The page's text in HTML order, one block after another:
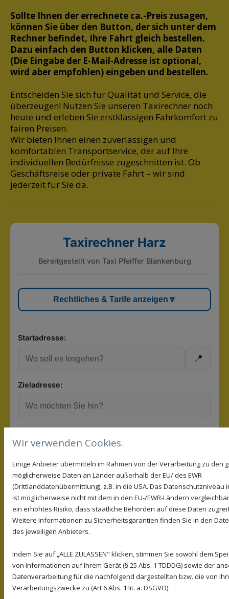
Sollte Ihnen der errechnete ca.-Preis zusagen,
können Sie über den Button, der sich unter dem
Rechner befindet, Ihre Fahrt gleich bestellen.
Dazu einfach den Button klicken, alle Daten
(Die Eingabe der E-Mail-Adresse ist optional,
wird aber empfohlen) eingeben und bestellen.
Entscheiden Sie sich für Qualität und Service, die
überzeugen! Nutzen Sie unseren Taxirechner noch
heute und erleben Sie erstklassigen Fahrkomfort zu
fairen Preisen.
Wir bieten Ihnen einen zuverlässigen und
komfortablen Transportservice, der auf Ihre
individuellen Bedürfnisse zugeschnitten ist. Ob
Geschäftsreise oder private Fahrt – wir sind
jederzeit für Sie da.
Wir verwenden Cookies.
Einige Anbieter übermitteln im Rahmen von der Verarbeitung zu den
möglicherweise Daten an Länder außerhalb der EU/ des EWR
(Drittlanddatenübermittlung), z.B. in die USA. Das Datenschutzniveau
ist möglicherweise nicht mit dem in den EU-/EWR-Ländern
ein erhöhtes Risiko, dass staatliche Behörden auf diese Daten
Weitere Informationen zu Sicherheitsgarantien finden Sie in den
des jeweiligen Anbieters.
Indem Sie auf „ALLE ZULASSEN" klicken, stimmen Sie sowohl dem
von Informationen auf Ihrem Gerät (§ 25 Abs. 1 TDDDG) sowie der
Datenverarbeitung für die nachfolgend dargestellten bzw. die von
Verarbeitungszwecke zu (Art 6 Abs. 1 lit. a. DSGVO).